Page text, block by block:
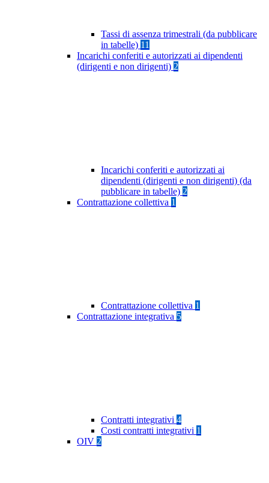
Tassi di assenza trimestrali (da pubblicare
in tabelle) 11
Incarichi conferiti e autorizzati ai dipendenti
(dirigenti e non dirigenti) 2
Incarichi conferiti e autorizzati ai
dipendenti (dirigenti e non dirigenti) (da
pubblicare in tabelle) 2
Contrattazione collettiva 1
Contrattazione collettiva 1
Contrattazione integrativa 5
Contratti integrativi 4
Costi contratti integrativi 1
OIV 2